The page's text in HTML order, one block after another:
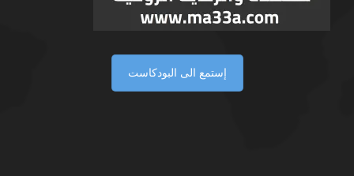
إستمع الى البودكاست